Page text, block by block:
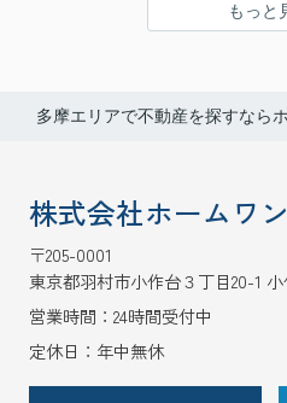
もっと
多摩エリアで不動産を探すなら
株式会社ホームワン
〒205-0001
東京都羽村市小作台３丁目20-1
営業時間：24時間受付中
定休日：年中無休